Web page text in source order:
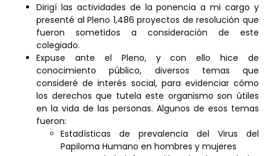
Dirigí las actividades de la ponencia a mi cargo y
presenté al Pleno 1,486 proyectos de resolución que
fueron sometidos a consideración de este
colegiado.
Expuse ante el Pleno, y con ello hice de
conocimiento público, diversos temas que
consideré de interés social, para evidenciar cómo
los derechos que tutela este organismo son útiles
en la vida de las personas. Algunos de esos temas
fueron:
Estadísticas de prevalencia del Virus del
Papiloma Humano en hombres y mujeres